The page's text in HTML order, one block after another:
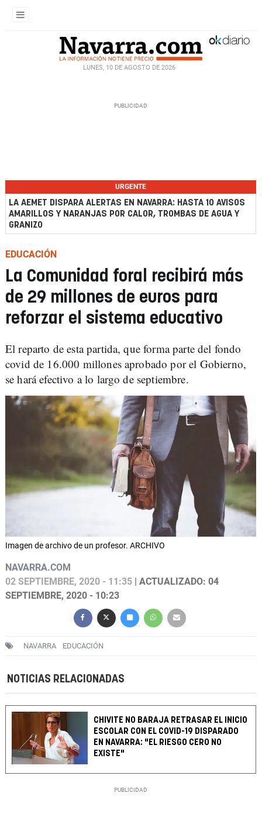
LUNES, 10 DE AGOSTO DE 2026
URGENTE
LA AEMET DISPARA ALERTAS EN NAVARRA: HASTA 10 AVISOS
AMARILLOS Y NARANJAS POR CALOR, TROMBAS DE AGUA Y
GRANIZO
EDUCACIÓN
La Comunidad foral recibirá más
de 29 millones de euros para
reforzar el sistema educativo
El reparto de esta partida, que forma parte del fondo
covid de 16.000 millones aprobado por el Gobierno,
se hará efectivo a lo largo de septiembre.
Imagen de archivo de un profesor. ARCHIVO
NAVARRA.COM
02 SEPTIEMBRE, 2020 - 11:35 | ACTUALIZADO: 04
SEPTIEMBRE, 2020 - 10:23
NAVARRA EDUCACIÓN
NOTICIAS RELACIONADAS
CHIVITE NO BARAJA RETRASAR EL INICIO
ESCOLAR CON EL COVID-19 DISPARADO
EN NAVARRA: "EL RIESGO CERO NO
EXISTE"